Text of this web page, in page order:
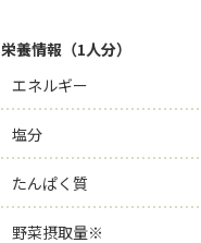
栄養情報（1人分）
エネルギー
塩分
たんぱく質
野菜摂取量※